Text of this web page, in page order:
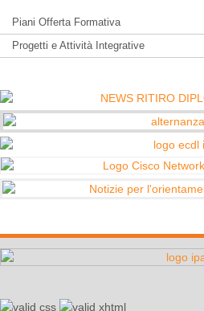
Piani Offerta Formativa
Progetti e Attività Integrative